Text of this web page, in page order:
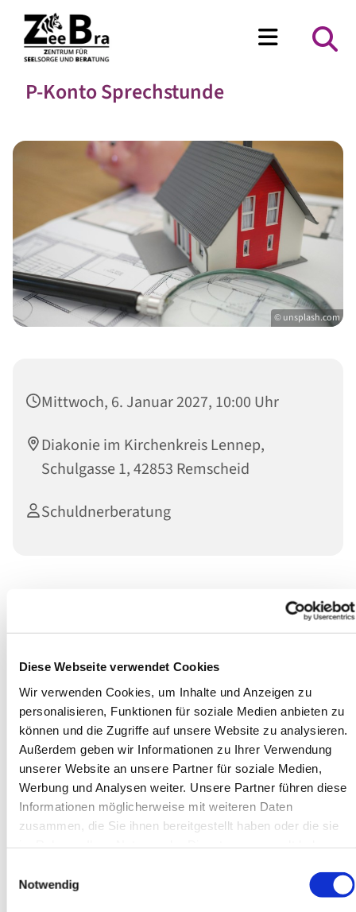
Diese Webseite verwendet Cookies
Wir verwenden Cookies, um Inhalte und Anzeigen zu
personalisieren, Funktionen für soziale Medien anbieten zu
können und die Zugriffe auf unsere Website zu analysieren.
Außerdem geben wir Informationen zu Ihrer Verwendung
unserer Website an unsere Partner für soziale Medien,
Werbung und Analysen weiter. Unsere Partner führen diese
Informationen möglicherweise mit weiteren Daten
zusammen, die Sie ihnen bereitgestellt haben oder die sie
Notwendig
P-Konto Sprechstunde
© unsplash.com
Mittwoch, 6. Januar 2027, 10:00 Uhr
Diakonie im Kirchenkreis Lennep,
Schulgasse 1, 42853 Remscheid
Schuldnerberatung
Wir bieten jedenMittwochin der Zeit von 10:00 bis 12:00
Schulgasse 1 an.
Eine vorherige Terminvereinbarung ist nicht erforderlich.
Die P-Konto Bescheinigung kann nach Vorlage von
folgenden Unterlagen ausgestellt werden (siehe Button
"Das Pfändungsschutzkonto").